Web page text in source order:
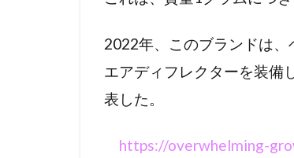
2022年、このブランドは
エアディフレクターを装備
表した。
https://overwhelming-